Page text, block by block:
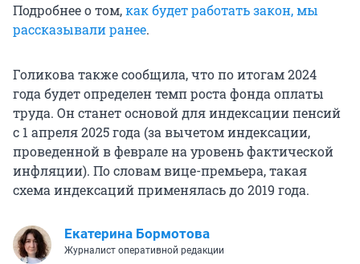
Подробнее о том,как будет работать закон, мы
рассказывали ранее.
Голикова также сообщила, что по итогам 2024
года будет определен темп роста фонда оплаты
труда. Он станет основой для индексации пенсий
с 1 апреля 2025 года (за вычетом индексации,
проведенной в феврале на уровень фактической
инфляции). По словам вице-премьера, такая
схема индексаций применялась до 2019 года.
Екатерина Бормотова
Журналист оперативной редакции